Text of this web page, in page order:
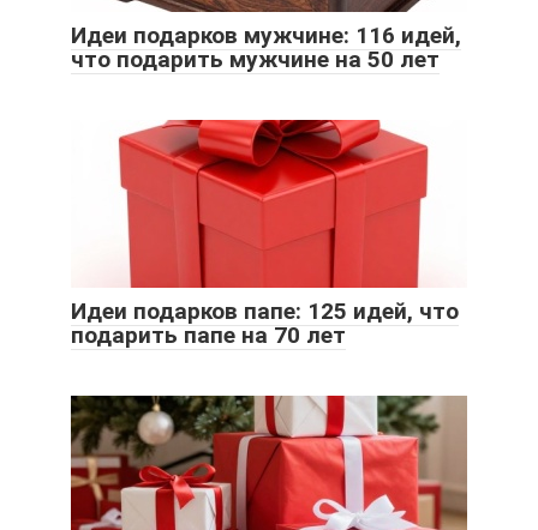
Идеи подарков мужчине: 116 идей,
что подарить мужчине на 50 лет
Идеи подарков папе: 125 идей, что
подарить папе на 70 лет